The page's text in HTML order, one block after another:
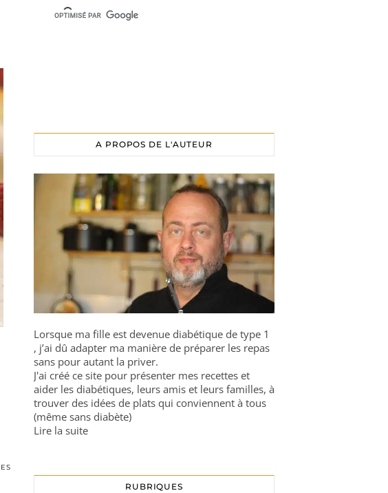
A PROPOS DE L'AUTEUR
Lorsque ma fille est devenue diabétique de type 1
, j’ai dû adapter ma manière de préparer les repas
sans pour autant la priver.
J'ai créé ce site pour présenter mes recettes et
aider les diabétiques, leurs amis et leurs familles, à
trouver des idées de plats qui conviennent à tous
(même sans diabète)
Lire la suite
RUBRIQUES